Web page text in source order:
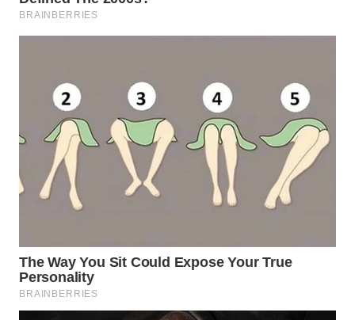
WN
LANGKAT
WN
TAPANULI
SELATAN
WN
KARO